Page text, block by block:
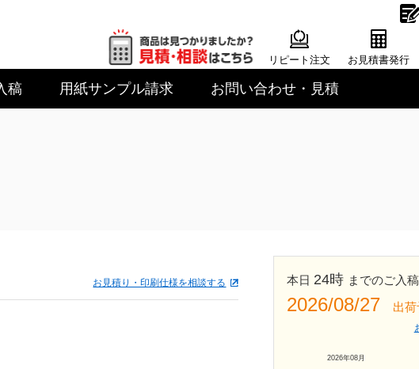
リピート注文
お見積書発行
稿 用紙サンプル請求 お問い合わせ・見積
お見積り・印刷仕様を相談する 本日 24時 までのご入
2026/08/27 出
2026年08月